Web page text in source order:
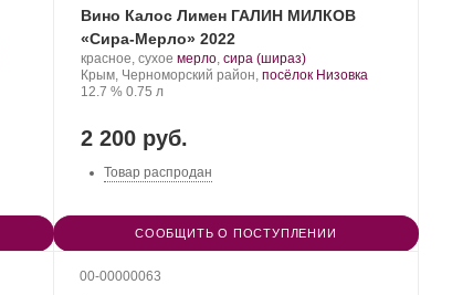
Вино Калос Лимен ГАЛИН МИЛКОВ
«Сира-Мерло» 2022
Производитель:
Kalos
Limen.
красное, сухое .
Сорт
мерло, сира (шираз).
Регион:
Крым, Черноморский район, посёлок Низовка
Крепость
12.7 %. Объем
0.75 л
2 200 руб.
Товар распродан
СООБЩИТЬ О ПОСТУПЛЕНИИ
00-00000063